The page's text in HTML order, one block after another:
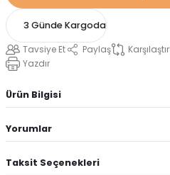
3 Günde Kargoda
Tavsiye Et Paylaş Karşılaştır
Yazdır
Ürün Bilgisi
Yorumlar
Taksit Seçenekleri